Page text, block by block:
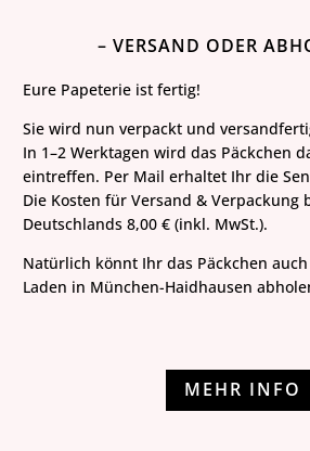
– VERSAND ODER
Eure Papeterie ist fertig!
Sie wird nun verpackt und
In 1–2 Werktagen wird das Päckchen
eintreffen. Per Mail erhaltet Ihr die
Die Kosten für Versand & Verpackung
Deutschlands 8,00 € (inkl. MwSt.).
Natürlich könnt Ihr das Päckchen
Laden in München-Haidhausen
MEHR INFO